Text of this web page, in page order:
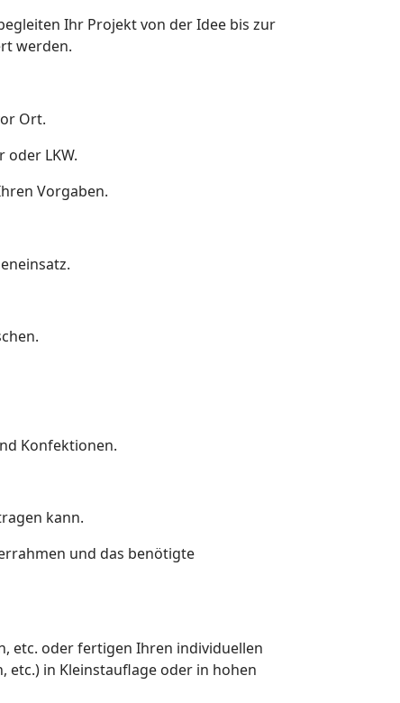
Ihr Projekt von der Idee bis zur
werden.
Ort.
LKW.
Vorgaben.
Konfektionen.
kann.
und das benötigte
etc. oder fertigen Ihren individuellen
etc.) in Kleinstauflage oder in hohen